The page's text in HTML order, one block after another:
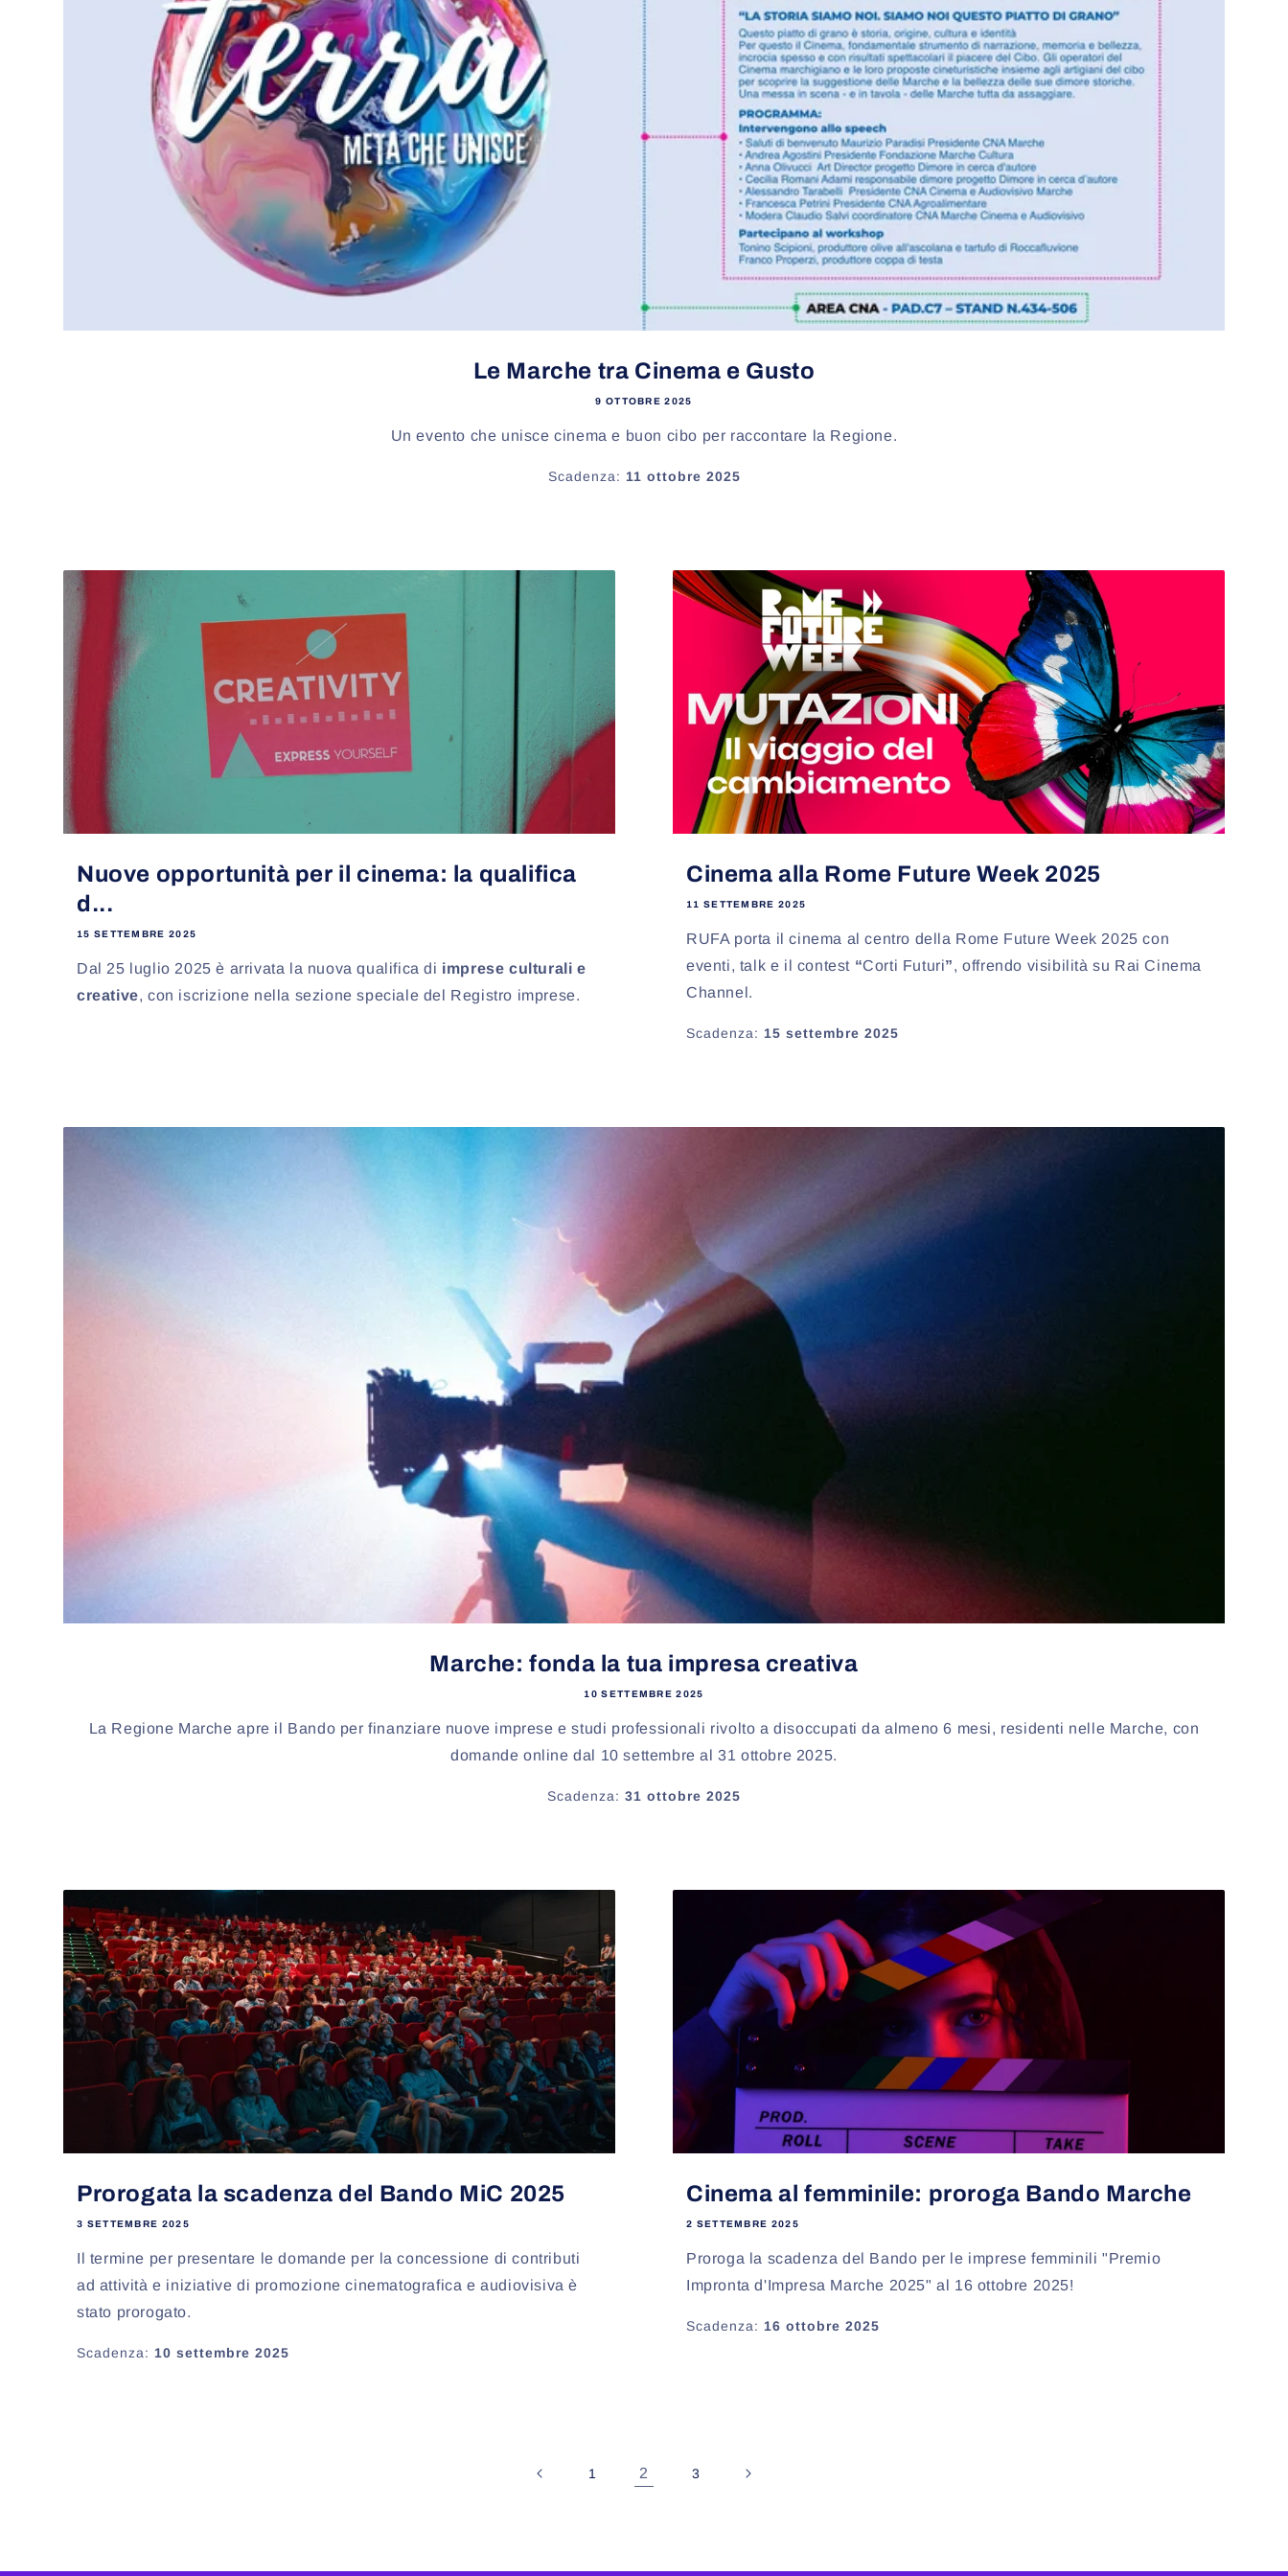
Le Marche tra Cinema e Gusto
9 OTTOBRE 2025
Un evento che unisce cinema e buon cibo per raccontare la Regione.
Scadenza: 11 ottobre 2025
Nuove opportunità per il cinema: la qualifica
d...
15 SETTEMBRE 2025
Dal 25 luglio 2025 è arrivata la nuova qualifica di imprese culturali e
creative, con iscrizione nella sezione speciale del Registro imprese.
Cinema alla Rome Future Week 2025
11 SETTEMBRE 2025
RUFA porta il cinema al centro della Rome Future Week 2025 con
eventi, talk e il contest “Corti Futuri”, offrendo visibilità su Rai Cinema
Channel.
Scadenza: 15 settembre 2025
Marche: fonda la tua impresa creativa
10 SETTEMBRE 2025
La Regione Marche apre il Bando per finanziare nuove imprese e studi professionali rivolto a disoccupati da almeno 6 mesi, residenti nelle Marche, con
domande online dal 10 settembre al 31 ottobre 2025.
Scadenza: 31 ottobre 2025
Prorogata la scadenza del Bando MiC 2025
3 SETTEMBRE 2025
Il termine per presentare le domande per la concessione di contributi
ad attività e iniziative di promozione cinematografica e audiovisiva è
stato prorogato.
Scadenza: 10 settembre 2025
Cinema al femminile: proroga Bando Marche
2 SETTEMBRE 2025
Proroga la scadenza del Bando per le imprese femminili "Premio
Impronta d'Impresa Marche 2025" al 16 ottobre 2025!
Scadenza: 16 ottobre 2025
1 2 3